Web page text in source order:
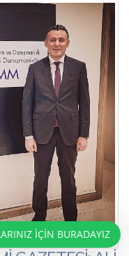
İÇİN BURADAYIZ